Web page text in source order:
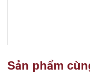
Sản phẩm